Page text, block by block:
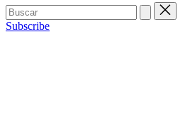
Buscar:
Subscribe